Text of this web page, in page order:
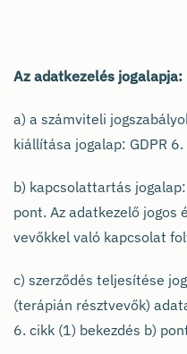
Az adatkezelés jogalapja:
a) a számviteli
kiállítása jogalap: GDPR
b) kapcsolattartás
pont. Az adatkezelő jogos
vevőkkel való kapcsolat
c) szerződés teljesítése
(terápián résztvevők)
6. cikk (1) bekezdés b)